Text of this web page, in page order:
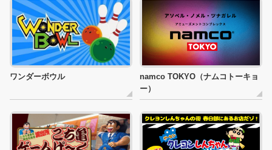
ワンダーボウル
namco TOKYO（ナムコトーキョ
ー）